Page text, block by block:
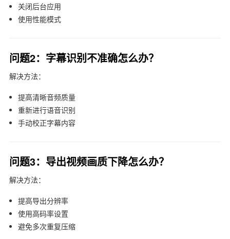
关闭后台应用
使用性能模式
问题2：字幕识别不准确怎么办？
解决方法：
提高清晰音频质量
重新进行语音识别
手动校正字幕内容
问题3：导出视频画质下降怎么办？
解决方法：
提高导出分辨率
使用高码率设置
避免多次重复压缩